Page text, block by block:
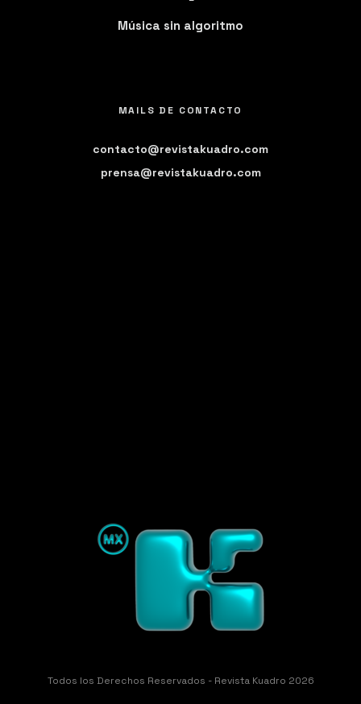
Música sin algoritmo
MAILS DE CONTACTO
contacto@revistakuadro.com
prensa@revistakuadro.com
Todos los Derechos Reservados - Revista Kuadro 2026